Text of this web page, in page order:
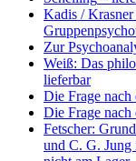
Kadis /
Zur
Weiß: Das
lieferbar
Die Frage
Die Frage
Fetscher:
und C. G. Jung